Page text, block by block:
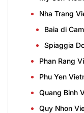
Nha Trang
Baia di
Spiaggia
Phan Rang
Phu Yen
Quang Binh
Quy Nhon